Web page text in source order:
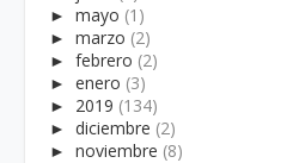
► mayo (1)
► marzo (2)
► febrero (2)
► enero (3)
► 2019 (134)
► diciembre (2)
► noviembre (8)